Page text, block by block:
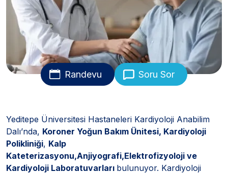
Randevu Soru Sor
Yeditepe Üniversitesi Hastaneleri Kardiyoloji Anabilim
Dalı’nda, Koroner Yoğun Bakım Ünitesi, Kardiyoloji
Polikliniği, Kalp
Kateterizasyonu,Anjiyografi,Elektrofizyoloji ve
Kardiyoloji Laboratuvarları bulunuyor. Kardiyoloji